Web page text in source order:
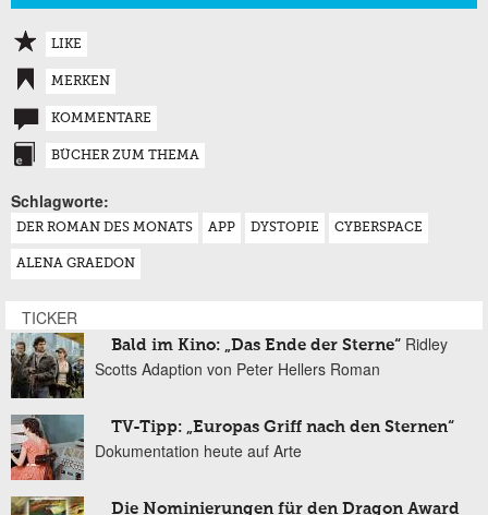
LIKE
MERKEN
KOMMENTARE
BÜCHER ZUM THEMA
Schlagworte:
DER ROMAN DES MONATS APP DYSTOPIE CYBERSPACE
ALENA GRAEDON
TICKER
Bald im Kino: „Das Ende der Sterne“ Ridley
Scotts Adaption von Peter Hellers Roman
TV-Tipp: „Europas Griff nach den Sternen“
Dokumentation heute auf Arte
Die Nominierungen für den Dragon Award